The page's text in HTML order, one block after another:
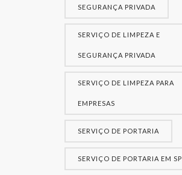
SEGURANÇA PRIVADA
SERVIÇO DE LIMPEZA E
SEGURANÇA PRIVADA
SERVIÇO DE LIMPEZA PARA
EMPRESAS
SERVIÇO DE PORTARIA
SERVIÇO DE PORTARIA EM SP